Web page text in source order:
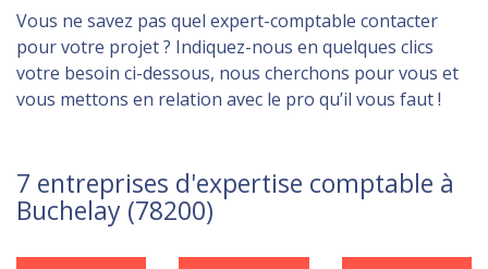
Vous ne savez pas quel expert-comptable contacter
pour votre projet ? Indiquez-nous en quelques clics
votre besoin ci-dessous, nous cherchons pour vous et
vous mettons en relation avec le pro qu’il vous faut !
7 entreprises d'expertise comptable à
Buchelay (78200)